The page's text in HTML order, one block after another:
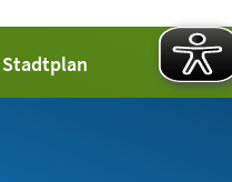
Stadtplan